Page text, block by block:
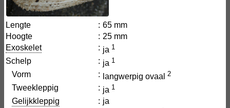
Lengte : 65 mm
Hoogte
: 25 mm
Exoskelet
: ja 1
Schelp : ja 1
Vorm : langwerpig ovaal 2
Tweekleppig : ja 1
Gelijkkleppig : ja